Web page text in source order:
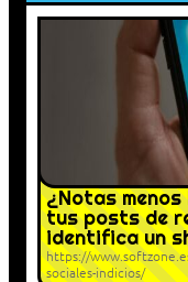
¿Notas
tus posts de
identifica un
https://
sociales-indicios/